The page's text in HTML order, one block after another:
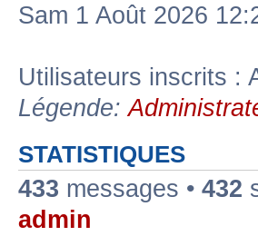
Sam 1 Août 2026
Utilisateurs inscrits :
Légende:
STATISTIQUES
433 messages • 432
admin